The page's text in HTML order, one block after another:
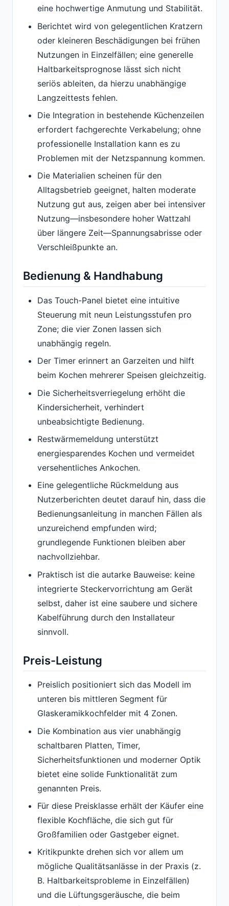
eine hochwertige Anmutung und Stabilität.
Berichtet wird von gelegentlichen Kratzern
oder kleineren Beschädigungen bei frühen
Nutzungen in Einzelfällen; eine generelle
Haltbarkeitsprognose lässt sich nicht
seriös ableiten, da hierzu unabhängige
Langzeittests fehlen.
Die Integration in bestehende Küchenzeilen
erfordert fachgerechte Verkabelung; ohne
professionelle Installation kann es zu
Problemen mit der Netzspannung kommen.
Die Materialien scheinen für den
Alltagsbetrieb geeignet, halten moderate
Nutzung gut aus, zeigen aber bei intensiver
Nutzung—insbesondere hoher Wattzahl
über längere Zeit—Spannungsabrisse oder
Verschleißpunkte an.
Bedienung & Handhabung
Das Touch-Panel bietet eine intuitive
Steuerung mit neun Leistungsstufen pro
Zone; die vier Zonen lassen sich
unabhängig regeln.
Der Timer erinnert an Garzeiten und hilft
beim Kochen mehrerer Speisen gleichzeitig.
Die Sicherheitsverriegelung erhöht die
Kindersicherheit, verhindert
unbeabsichtigte Bedienung.
Restwärmemeldung unterstützt
energiesparendes Kochen und vermeidet
versehentliches Ankochen.
Eine gelegentliche Rückmeldung aus
Nutzerberichten deutet darauf hin, dass die
Bedienungsanleitung in manchen Fällen als
unzureichend empfunden wird;
grundlegende Funktionen bleiben aber
nachvollziehbar.
Praktisch ist die autarke Bauweise: keine
integrierte Steckervorrichtung am Gerät
selbst, daher ist eine saubere und sichere
Kabelführung durch den Installateur
sinnvoll.
Preis-Leistung
Preislich positioniert sich das Modell im
unteren bis mittleren Segment für
Glaskeramikkochfelder mit 4 Zonen.
Die Kombination aus vier unabhängig
schaltbaren Platten, Timer,
Sicherheitsfunktionen und moderner Optik
bietet eine solide Funktionalität zum
genannten Preis.
Für diese Preisklasse erhält der Käufer eine
flexible Kochfläche, die sich gut für
Großfamilien oder Gastgeber eignet.
Kritikpunkte drehen sich vor allem um
mögliche Qualitätsanlässe in der Praxis (z.
B. Haltbarkeitsprobleme in Einzelfällen)
und die Lüftungsgeräusche, die beim